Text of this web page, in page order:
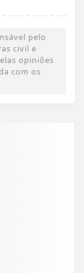
pelo
civil e
opiniões
com os